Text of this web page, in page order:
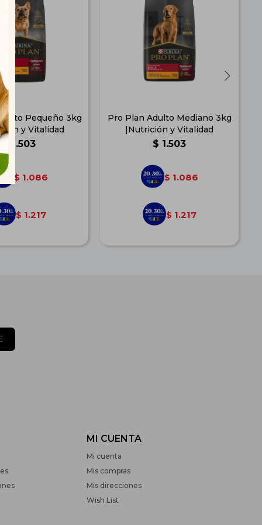
Pequeño 3kg
y Vitalidad
1.503
$ 1.086
$ 1.217
Pro Plan Adulto Mediano 3kg
|Nutrición y Vitalidad
$ 1.503
$ 1.086
$ 1.217
MI CUENTA
Mi cuenta
Mis compras
Mis direcciones
Wish List